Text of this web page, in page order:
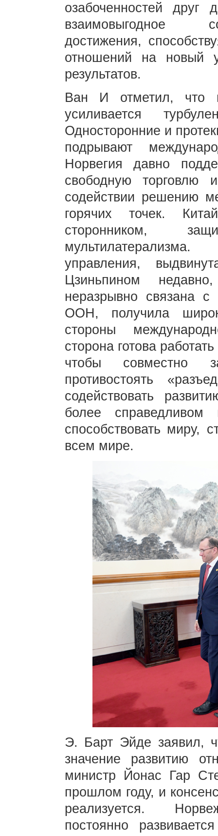
озабоченностей друг
взаимовыгодное
достижения,
отношений на новый
результатов.
Ван И отметил, что
усиливается
Односторонние и
подрывают
Норвегия давно
свободную торговлю
содействии решению
горячих точек.
сторонником,
управления,
Цзиньпином
неразрывно связана
ООН, получила
стороны
сторона готова
чтобы совместно
противостоять
содействовать
более
способствовать миру,
всем мире.
Э. Барт Эйде заявил,
значение развитию
министр Йонас Гар
прошлом году, и
реализуется.
постоянно